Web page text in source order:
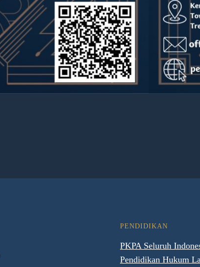
PENDIDIKAN
PKPA Seluruh
Pendidikan Hukum